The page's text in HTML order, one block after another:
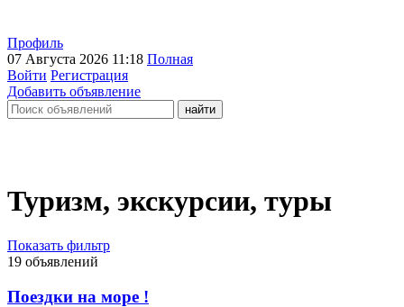
Профиль
07 Августа 2026 11:18 Полная
Войти Регистрация
Добавить объявление
Туризм, экскурсии, туры
Показать фильтр
19 объявлений
Поездки на море !